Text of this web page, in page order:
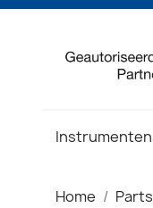
Instrumenten
Home Parts